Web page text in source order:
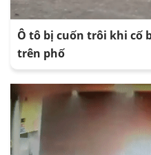
Ô tô bị cuốn trôi khi cố
trên phố